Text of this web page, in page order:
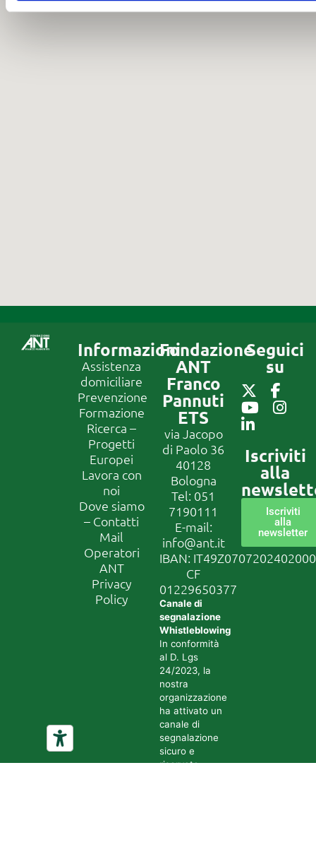
Informazioni
Assistenza
domiciliare
Prevenzione
Formazione
Ricerca –
Progetti
Europei
Lavora con
noi
Dove siamo
– Contatti
Mail
Operatori
ANT
Privacy
Policy
Fondazione
ANT
Franco
Pannuti
ETS
via Jacopo
di Paolo 36
40128
Bologna
Tel: 051
7190111
E-mail:
info@ant.it
IBAN:
CF
01229650377
Canale di
segnalazione
Whistleblowing
In conformità
al D. Lgs
24/2023, la
nostra
organizzazione
ha attivato un
canale di
segnalazione
sicuro e
riservato.
Seguici
su
Iscriviti
alla
Iscriviti
alla
newsletter